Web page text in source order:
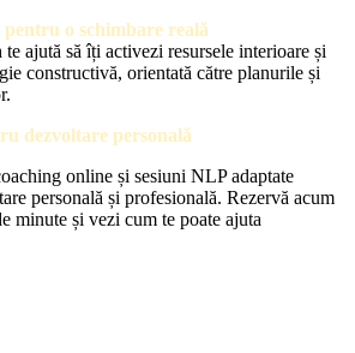
o schimbare reală
ajută să îți activezi resursele interioare și
constructivă, orientată către planurile și
dezvoltare personală
online și sesiuni NLP adaptate
personală și profesională. Rezervă acum
minute și vezi cum te poate ajuta